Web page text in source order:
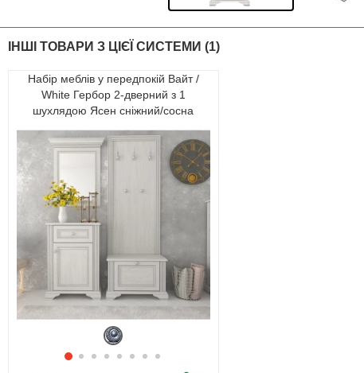
ІНШІ ТОВАРИ З ЦІЄЇ СИСТЕМИ (1)
Набір меблів у передпокій Вайт /
White Гербор 2-дверний з 1
шухлядою Ясен сніжний/сосна